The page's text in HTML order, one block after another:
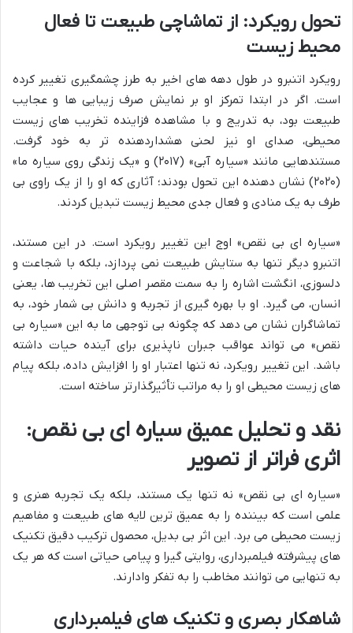
تحول رویکرد: از تماشاچی طبیعت تا فعال
محیط زیست
رویکرد اتنبرو در طول دهه های اخیر به طرز چشمگیری تغییر کرده
است. اگر در ابتدا تمرکز او بر نمایش صرف زیبایی ها و عجایب
طبیعت بود، به تدریج و با مشاهده فزاینده تخریب های زیست
محیطی، صدای او نیز لحنی هشداردهنده تر به خود گرفت.
مستندهایی مانند «سیاره آبی» (۲۰۱۷) و «یک زندگی روی سیاره ما»
(۲۰۲۰) نشان دهنده این تحول بودند؛ آثاری که او را از یک راوی بی
طرف به یک منادی و فعال جدی محیط زیست تبدیل کردند.
«سیاره ای بی نقص» اوج این تغییر رویکرد است. در این مستند،
اتنبرو دیگر تنها به ستایش طبیعت نمی پردازد، بلکه با شجاعت و
دلسوزی، انگشت اشاره را به سمت مقصر اصلی این تخریب ها، یعنی
انسان، می گیرد. او با بهره گیری از تجربه و دانش بی شمار خود، به
تماشاگران نشان می دهد که چگونه بی توجهی ما به این «سیاره بی
نقص» می تواند عواقب جبران ناپذیری برای آینده حیات داشته
باشد. این تغییر رویکرد، نه تنها اعتبار او را افزایش داده، بلکه پیام
های زیست محیطی او را به مراتب تأثیرگذارتر ساخته است.
نقد و تحلیل عمیق سیاره ای بی نقص:
اثری فراتر از تصویر
«سیاره ای بی نقص» نه تنها یک مستند، بلکه یک تجربه هنری و
علمی است که بیننده را به عمیق ترین لایه های طبیعت و مفاهیم
زیست محیطی می برد. این اثر بی بدیل، محصول ترکیب دقیق تکنیک
های پیشرفته فیلمبرداری، روایتی گیرا و پیامی حیاتی است که هر یک
به تنهایی می توانند مخاطب را به تفکر وادارند.
شاهکار بصری و تکنیک های فیلمبرداری